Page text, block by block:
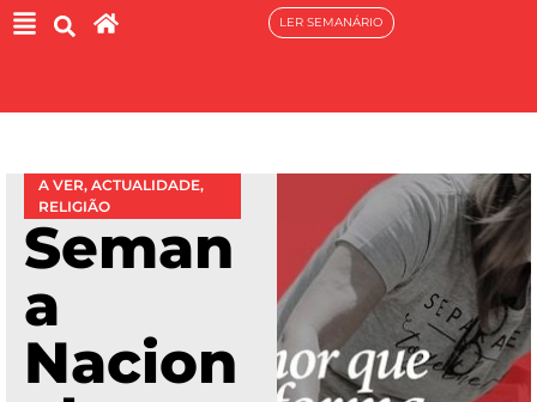
LER SEMANÁRIO
A VER, ACTUALIDADE,
RELIGIÃO
Seman
a
Nacion